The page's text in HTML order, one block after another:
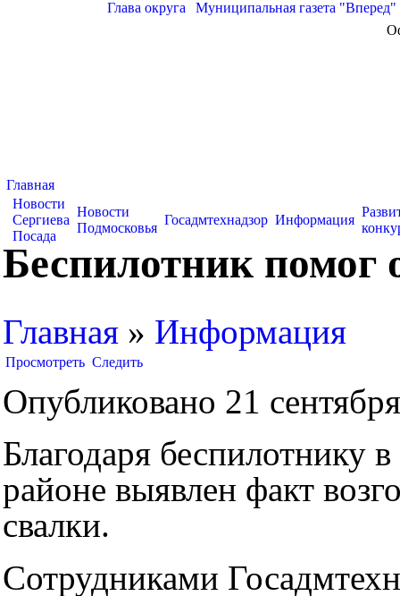
Глава округа Муниципальная газета "Вперед"
Главная
Новости
Сергиева
Посада
Новости
Подмосковья
Госадмтехнадзор Информация
Беспилотник помог
Главная » Информация
Просмотреть Следить
Опубликовано 21
Благодаря беспилотнику
районе выявлен факт
свалки.
Сотрудниками